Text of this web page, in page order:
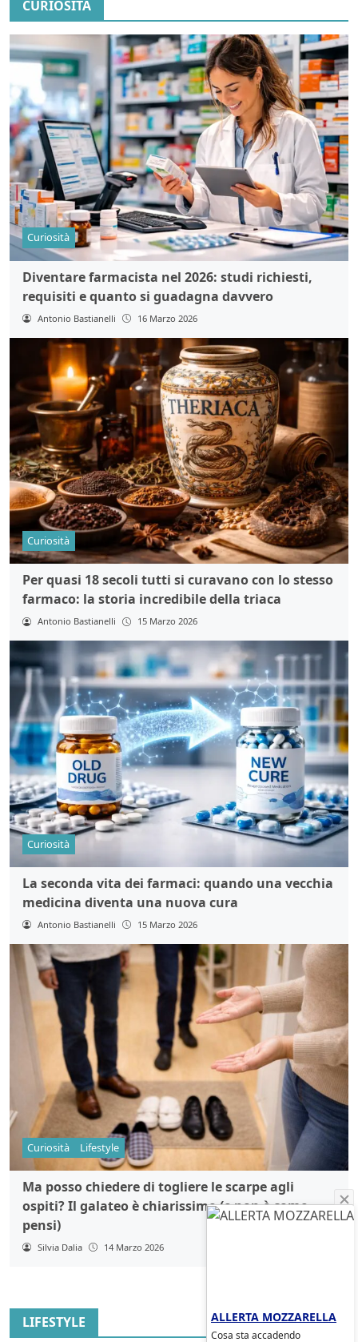
CURIOSITÀ
Curiosità
Diventare farmacista nel 2026: studi richiesti,
requisiti e quanto si guadagna davvero
Antonio Bastianelli 16 Marzo 2026
Curiosità
Per quasi 18 secoli tutti si curavano con lo stesso
farmaco: la storia incredibile della triaca
Antonio Bastianelli 15 Marzo 2026
Curiosità
La seconda vita dei farmaci: quando una vecchia
medicina diventa una nuova cura
Antonio Bastianelli 15 Marzo 2026
Curiosità Lifestyle
Ma posso chiedere di togliere le scarpe agli
ospiti? Il galateo è chiarissimo (e non è come
pensi)
Silvia Dalia 14 Marzo 2026
LIFESTYLE ALLERTA MOZZARELLA
Cosa sta accadendo